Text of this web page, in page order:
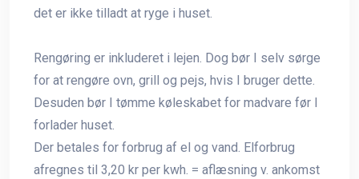
det er ikke tilladt at ryge i huset.
Rengøring er inkluderet i lejen. Dog bør I selv sørge
for at rengøre ovn, grill og pejs, hvis I bruger dette.
Desuden bør I tømme køleskabet for madvare før I
forlader huset.
Der betales for forbrug af el og vand. Elforbrug
afregnes til 3,20 kr per kwh. = aflæsning v. ankomst